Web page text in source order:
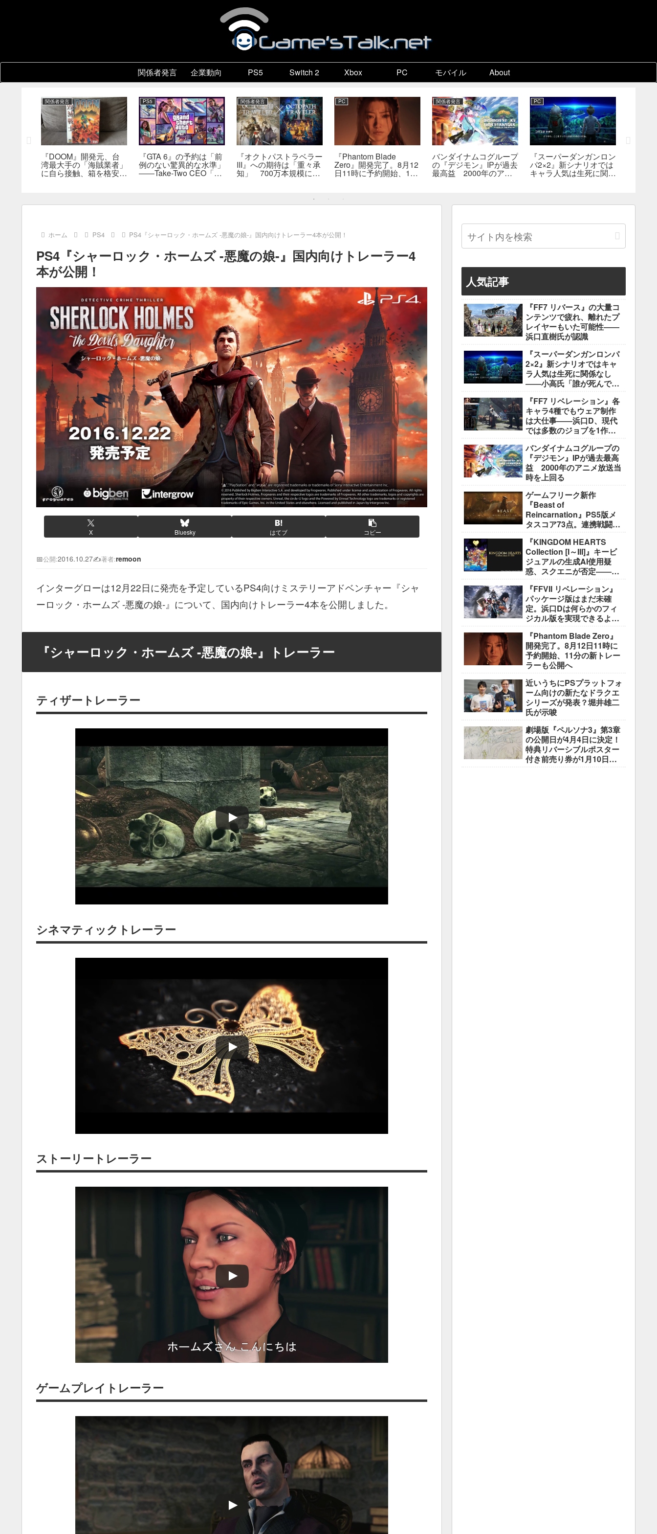
関係者発言 企業動向 PS5 Switch 2 Xbox PC モバイル About
関係者発言
『DOOM』開発元、台
湾最大手の「海賊業者」
に自ら接触、箱を格安で
PS5
『GTA 6』の予約は「前
例のない驚異的な水準」
――Take-Two CEO「販
関係者発言
『オクトパストラベラー
III』への期待は「重々承
知」 700万本規模に成
PC
『Phantom Blade
Zero』開発完了。8月12
日11時に予約開始、11
関係者発言
バンダイナムコグループ
の『デジモン』IPが過去
最高益 2000年のアニ
PC
『スーパーダンガンロン
パ2×2』新シナリオでは
キャラ人気は生死に関係
ホーム PS4 PS4『シャーロック・ホームズ -悪魔の娘-』国内向けトレーラー4本が公開！
PS4『シャーロック・ホームズ -悪魔の娘-』国内向けトレーラー4
本が公開！
X Bluesky はてブ コピー
📅公開:2016.10.27✍️著者:remoon
インターグローは12月22日に発売を予定しているPS4向けミステリーアドベンチャー『シャ
ーロック・ホームズ -悪魔の娘-』について、国内向けトレーラー4本を公開しました。
『シャーロック・ホームズ -悪魔の娘-』トレーラー
ティザートレーラー
シネマティックトレーラー
ストーリートレーラー
ゲームプレイトレーラー
人気記事
『FF7 リバース』の大量コ
ンテンツで疲れ、離れたプ
レイヤーもいた可能性――
浜口直樹氏が認識
『スーパーダンガンロンパ
2×2』新シナリオではキャ
ラ人気は生死に関係なし
――小高氏「誰が死んでも
で」
『FF7 リベレーション』各
キャラ4種でもウェア制作
は大仕事――浜口D、現代
では多数のジョブを1作に
説明
バンダイナムコグループの
『デジモン』IPが過去最高
益 2000年のアニメ放送当
時を上回る
ゲームフリーク新作
『Beast of
Reincarnation』PS5版メ
タスコア73点。連携戦闘は
き”には不満
『KINGDOM HEARTS
Collection [I～III]』キービ
ジュアルの生成AI使用疑
惑、スクエニが否定――不
ス」
『FFVII リベレーション』
パッケージ版はまだ未確
定。浜口Dは何らかのフィ
ジカル版を実現できるよう
『Phantom Blade Zero』
開発完了。8月12日11時に
予約開始、11分の新トレー
ラーも公開へ
近いうちにPSプラットフォ
ーム向けの新たなドラクエ
シリーズが発表？堀井雄二
氏が示唆
劇場版『ペルソナ3』第3章
の公開日が4月4日に決定！
特典リバーシブルポスター
付き前売り券が1月10日よ